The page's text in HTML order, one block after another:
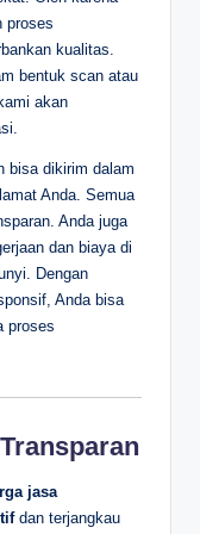
proses
kualitas.
bentuk scan atau
akan
bisa dikirim dalam
Anda. Semua
Anda juga
dan biaya di
Dengan
Anda bisa
proses
jasa
dan terjangkau